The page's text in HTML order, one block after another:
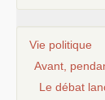
Vie politique
Avant,
Le débat